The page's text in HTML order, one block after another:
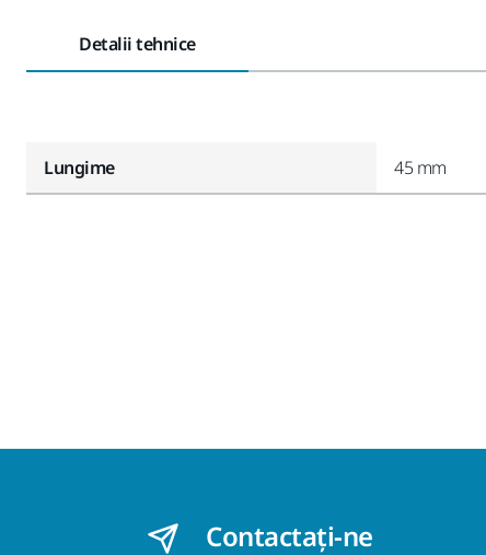
Detalii tehnice
Lungime 45 mm
Contactaţi-ne